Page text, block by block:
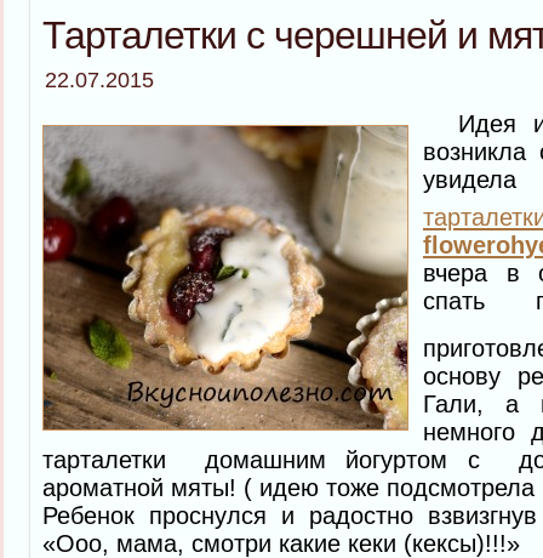
Тарталетки с черешней и
22.07.2015
Идея
возникла
увидела
вчера в
спать
основу
Гали, а
немного
тарталетки домашним йогуртом с
ароматной мяты! ( идею тоже
Ребенок проснулся и радостно
«Ооо, мама, смотри какие кеки (кексы)!!!»